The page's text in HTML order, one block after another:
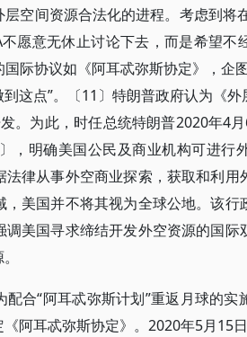
空间资源合法化的进程。考虑到将
愿意无休止讨论下去，而是希望不
际协议如《阿耳忒弥斯协定》，企
这点”。〔11〕特朗普政府认为《
。为此，时任总统特朗普2020年4
，明确美国公民及商业机构可进行
律从事外空商业探索，获取和利
美国并不将其视为全球公地。该行
美国寻求缔结开发外空资源的国际
合“阿耳忒弥斯计划”重返月球的
阿耳忒弥斯协定》。2020年5月15